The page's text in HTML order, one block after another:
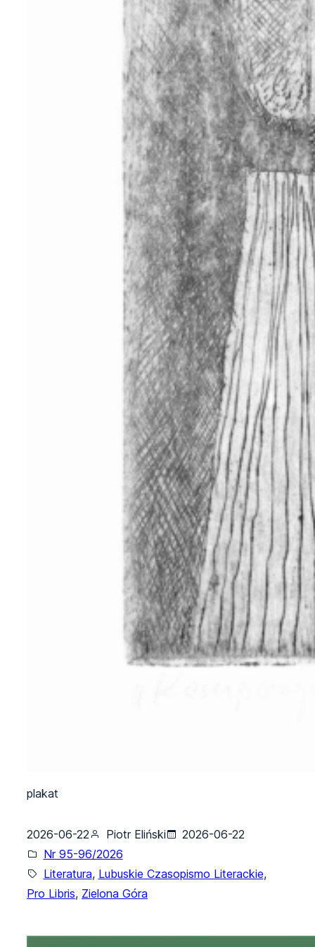
plakat
2026-06-22 Piotr Eliński
2026-06-22
Nr 95-96/2026
Literatura, Lubuskie Czasopismo Literackie,
Pro Libris, Zielona Góra